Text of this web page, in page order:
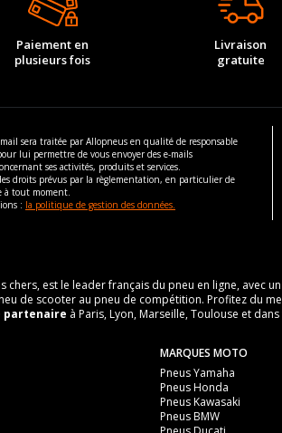
Paiement en
plusieurs fois
Livraison
gratuite
mail sera traitée par Allopneus en qualité de responsable
lui permettre de vous envoyer des e-mails
ses activités, produits et services.
droits prévus par la règlementation, en particulier de
à tout moment.
: la politique de gestion des données.
chers, est le leader français du pneu en ligne, avec
de scooter au pneu de compétition. Profitez du
partenaire à Paris, Lyon, Marseille, Toulouse et
MARQUES MOTO
Pneus Yamaha
Pneus Honda
Pneus Kawasaki
Pneus BMW